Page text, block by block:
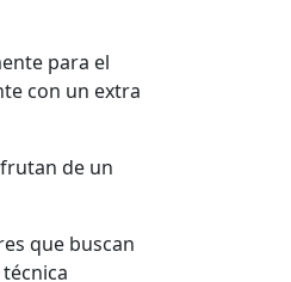
para el
con un extra
de un
que buscan